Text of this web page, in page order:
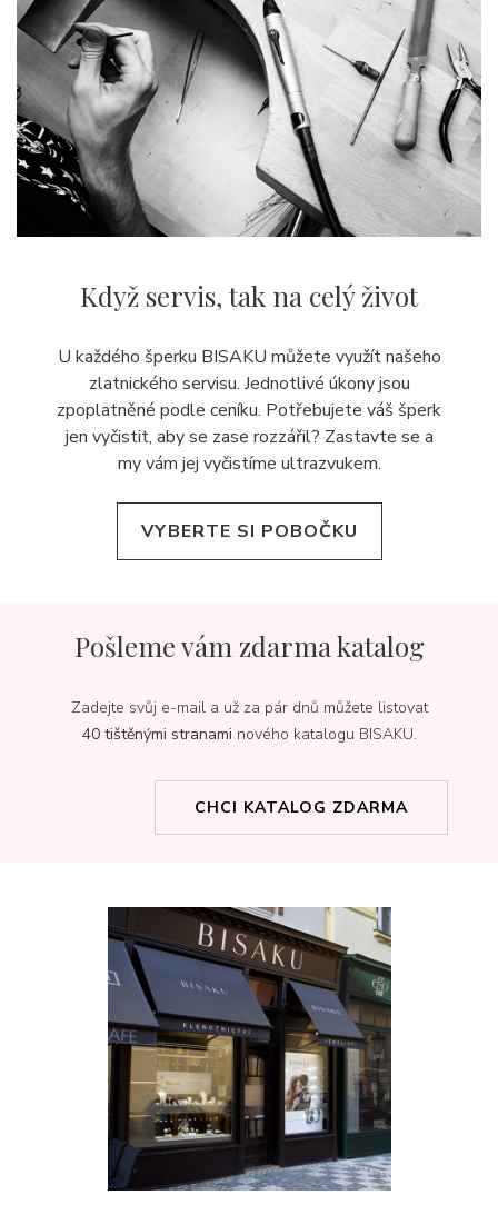
Když servis,tak na celý život
U každého šperku BISAKU můžete využít našeho
zlatnického servisu. Jednotlivé úkony jsou
zpoplatněné podle ceníku. Potřebujete váš šperk
jen vyčistit, aby se zase rozzářil? Zastavte se a
my vám jej vyčistíme ultrazvukem.
VYBERTE SI POBOČKU
Pošleme vám zdarma katalog
Zadejte svůj e-mail a už za pár dnů můžete listovat
40 tištěnými stranami nového katalogu BISAKU.
CHCI KATALOG ZDARMA